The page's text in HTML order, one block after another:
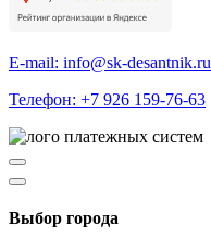
E-mail: info@sk-desantnik.ru
Телефон: +7 926 159-76-63
Выбор города